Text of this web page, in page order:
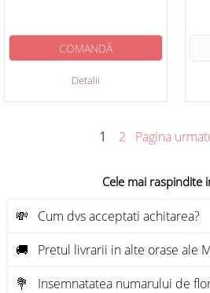
Detalii
COMANDĂ
1 2 Pagina
Cele mai raspindite
💸 Cum dvs acceptati achitarea?
🚚 Pretul livrarii in alte orase ale
💐 Insemnatatea numarului de